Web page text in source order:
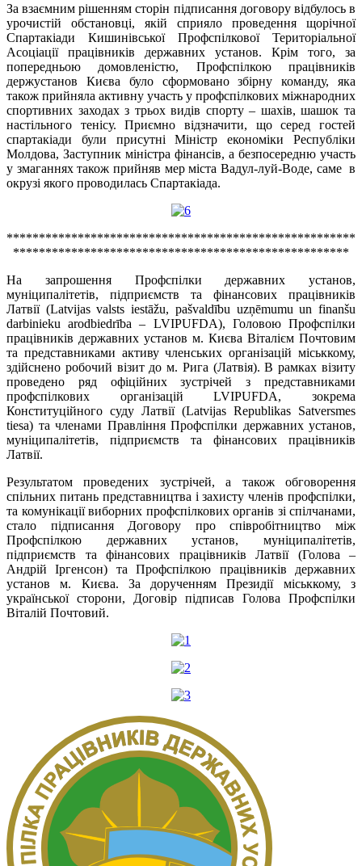
За взаємним рішенням сторін підписання договору відбулось в
урочистій обстановці, якій сприяло проведення щорічної
Спартакіади Кишинівської Профспілкової Територіальної
Асоціації працівників державних установ. Крім того, за
попередньою домовленістю, Профспілкою працівників
держустанов Києва було сформовано збірну команду, яка
також прийняла активну участь у профспілкових міжнародних
спортивних заходах з трьох видів спорту – шахів, шашок та
настільного тенісу. Приємно відзначити, що серед гостей
спартакіади були присутні Міністр економіки Республіки
Молдова, Заступник міністра фінансів, а безпосередню участь
у змаганнях також прийняв мер міста Вадул-луй-Воде, саме в
окрузі якого проводилась Спартакіада.
******************************************************
****************************************************
На запрошення Профспілки державних установ,
муніципалітетів, підприємств та фінансових працівників
Латвії (Latvijas valsts iestāžu, pašvaldību uzņēmumu un finanšu
darbinieku arodbiedrība – LVIPUFDA), Головою Профспілки
працівників державних установ м. Києва Віталієм Почтовим
та представниками активу членських організацій міськкому,
здійснено робочий візит до м. Рига (Латвія). В рамках візиту
проведено ряд офіційних зустрічей з представниками
профспілкових організацій LVІPUFDA, зокрема
Конституційного суду Латвії (Latvijas Republikas Satversmes
tiesa) та членами Правління Профспілки державних установ,
муніципалітетів, підприємств та фінансових працівників
Латвії.
Результатом проведених зустрічей, а також обговорення
спільних питань представництва і захисту членів профспілки,
та комунікації виборних профспілкових органів зі спілчанами,
стало підписання Договору про співробітництво між
Профспілкою державних установ, муніципалітетів,
підприємств та фінансових працівників Латвії (Голова –
Андрій Іргенсон) та Профспілкою працівників державних
установ м. Києва. За дорученням Президії міськкому, з
української сторони, Договір підписав Голова Профспілки
Віталій Почтовий.